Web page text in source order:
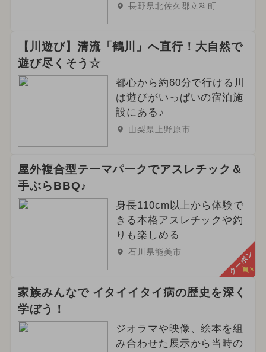
長野県北佐久郡立科町
【川遊び】清流「鶴川」へ直行！大自然で
遊び尽くそう☆
都心から約60分で行ける川
は遊びがいっぱいの宿泊施
設にある♪
山梨県上野原市
屋外複合型テーマパークでアスレチック＆
手ぶらBBQ♪
身長110cm以上から体験で
きる本格アスレチックや釣
りも楽しめる
石川県能美市 クーポン
家族みんなで イタイイタイ病の歴史を深く
学ぼう！
ジオラマや映像、絵本を組
み合わせた展示から当時の